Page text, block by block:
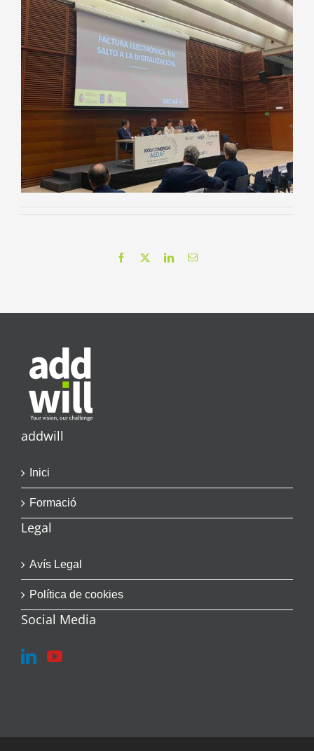
Facebook LinkedInEmail
addwill
Inici
Formació
Legal
Avís Legal
Política de cookies
Social Media